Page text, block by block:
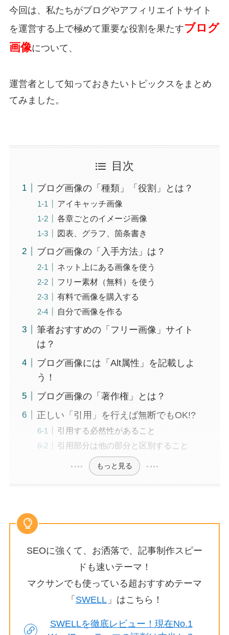
今回は、私たちがブログやアフィリエイトサイト
を運営する上で極めて重要な役割を果たすブログ
画像について、
運営者として知っておきたいトピックスをまとめ
てみました。
目次
ブログ画像の「種類」「役割」とは？
アイキャッチ画像
各章ごとのイメージ画像
図表、グラフ、箇条書き
ブログ画像の「入手方法」は？
ネット上にある画像を使う
フリー素材（無料）を使う
有料で画像を購入する
自分で画像を作る
筆者おすすめの「フリー画像」サイト
は？
ブログ画像には「Alt属性」を記載しよ
う！
ブログ画像の「著作権」とは？
正しい「引用」を行えば無断でもOK!?
引用する必然性があること
引用部分は他の部分と区別すること
もっと見る
SEOに強くて、お洒落で、記事制作スピー
ドも速いテーマ！
マクサンでも使っている超おすすめテーマ
「 SWELL 」はこちら！
SWELLを徹底レビュー！現在No.1